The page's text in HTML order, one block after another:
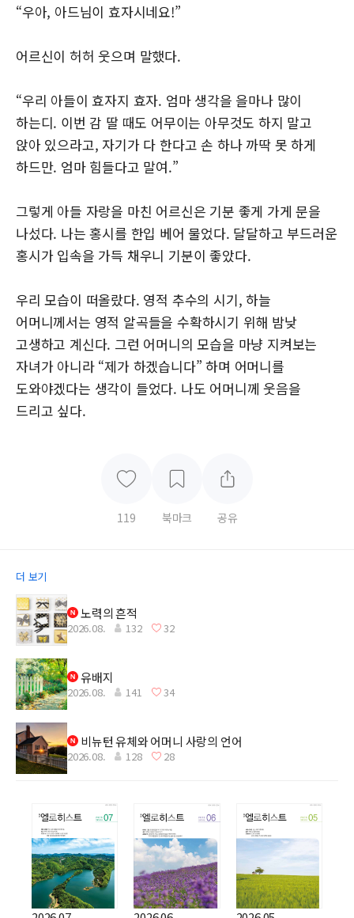
“우아, 아드님이 효자시네요!”
어르신이 허허 웃으며 말했다.
“우리 아들이 효자지 효자. 엄마 생각을 을마나 많이
하는디. 이번 감 딸 때도 어무이는 아무것도 하지 말고
앉아 있으라고, 자기가 다 한다고 손 하나 까딱 못 하게
하드만. 엄마 힘들다고 말여.”
그렇게 아들 자랑을 마친 어르신은 기분 좋게 가게 문을
나섰다. 나는 홍시를 한입 베어 물었다. 달달하고 부드러운
홍시가 입속을 가득 채우니 기분이 좋았다.
우리 모습이 떠올랐다. 영적 추수의 시기, 하늘
어머니께서는 영적 알곡들을 수확하시기 위해 밤낮
고생하고 계신다. 그런 어머니의 모습을 마냥 지켜보는
자녀가 아니라 “제가 하겠습니다” 하며 어머니를
도와야겠다는 생각이 들었다. 나도 어머니께 웃음을
드리고 싶다.
119 북마크 공유
더 보기
노력의 흔적
2026.08. 132 32
유배지
2026.08. 141 34
비뉴턴 유체와 어머니 사랑의 언어
2026.08. 128 28